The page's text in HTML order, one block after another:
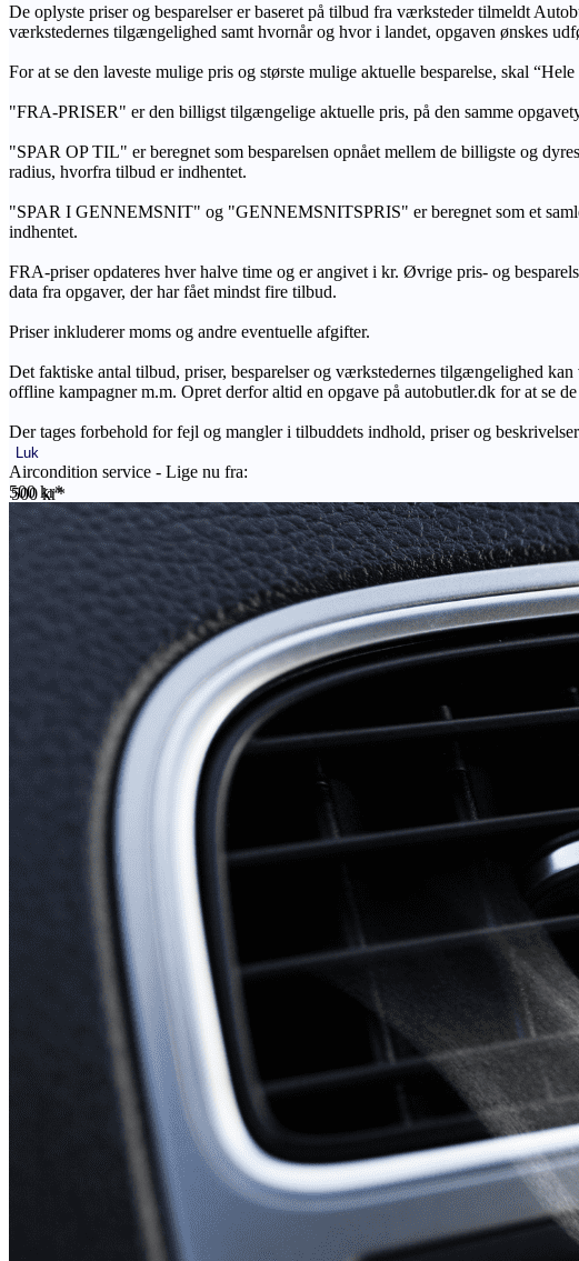
De oplyste priser og besparelser er baseret på tilbud fra værksteder tilmeldt
værkstedernes tilgængelighed samt hvornår og hvor i landet, opgaven ønskes
For at se den laveste mulige pris og største mulige aktuelle besparelse, skal
"FRA-PRISER" er den billigst tilgængelige aktuelle pris, på den samme
"SPAR OP TIL" er beregnet som besparelsen opnået mellem de billigste og
radius, hvorfra tilbud er indhentet.
"SPAR I GENNEMSNIT" og "GENNEMSNITSPRIS" er beregnet som et
indhentet.
FRA-priser opdateres hver halve time og er angivet i kr. Øvrige pris- og
data fra opgaver, der har fået mindst fire tilbud.
Priser inkluderer moms og andre eventuelle afgifter.
Det faktiske antal tilbud, priser, besparelser og værkstedernes tilgængelighed
offline kampagner m.m. Opret derfor altid en opgave på autobutler.dk for at se
Der tages forbehold for fejl og mangler i tilbuddets indhold, priser og
Luk
Aircondition service - Lige nu fra:
500 kr*